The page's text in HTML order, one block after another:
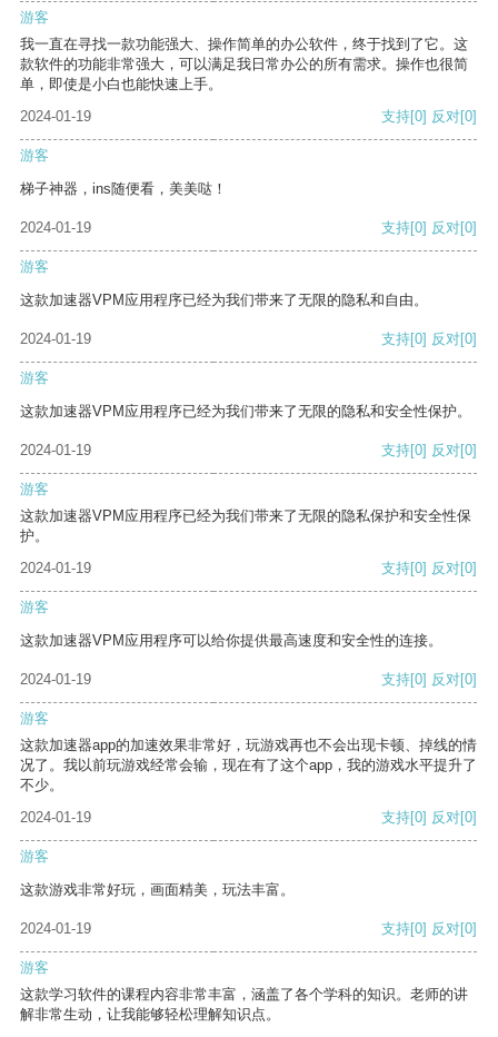
游客
我一直在寻找一款功能强大、操作简单的办公软件，终于找到了它。这
款软件的功能非常强大，可以满足我日常办公的所有需求。操作也很简
单，即使是小白也能快速上手。
2024-01-19
支持[0] 反对[0]
游客
梯子神器，ins随便看，美美哒！
2024-01-19 支持[0] 反对[0]
游客
这款加速器VPM应用程序已经为我们带来了无限的隐私和自由。
2024-01-19 支持[0] 反对[0]
游客
这款加速器VPM应用程序已经为我们带来了无限的隐私和安全性保护。
2024-01-19 支持[0] 反对[0]
游客
这款加速器VPM应用程序已经为我们带来了无限的隐私保护和安全性保
护。
2024-01-19
支持[0] 反对[0]
游客
这款加速器VPM应用程序可以给你提供最高速度和安全性的连接。
2024-01-19 支持[0] 反对[0]
游客
这款加速器app的加速效果非常好，玩游戏再也不会出现卡顿、掉线的情
况了。我以前玩游戏经常会输，现在有了这个app，我的游戏水平提升了
不少。
2024-01-19
支持[0] 反对[0]
游客
这款游戏非常好玩，画面精美，玩法丰富。
2024-01-19 支持[0] 反对[0]
游客
这款学习软件的课程内容非常丰富，涵盖了各个学科的知识。老师的讲
解非常生动，让我能够轻松理解知识点。